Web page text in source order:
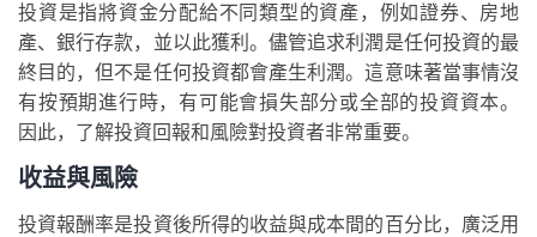
投資是指將資金分配給不同類型的資產，例如證券、房地
產、銀行存款，並以此獲利。儘管追求利潤是任何投資的最
終目的，但不是任何投資都會產生利潤。這意味著當事情沒
有按預期進行時，有可能會損失部分或全部的投資資本。
因此，了解投資回報和風險對投資者非常重要。
收益與風險
投資報酬率是投資後所得的收益與成本間的百分比，廣泛用